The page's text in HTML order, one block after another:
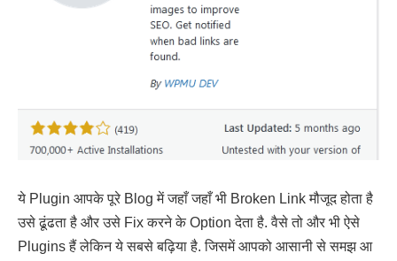
ये Plugin आपके पूरे Blog में जहाँ जहाँ भी Broken Link मौजूद होता है
उसे ढूंढता है और उसे Fix करने के Option देता है. वैसे तो और भी ऐसे
Plugins हैं लेकिन ये सबसे बढ़िया है. जिसमें आपको आसानी से समझ आ